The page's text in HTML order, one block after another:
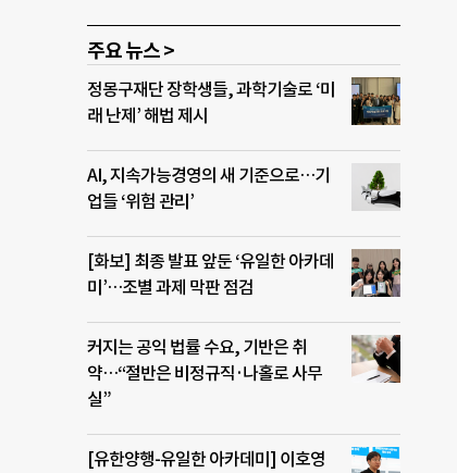
주요 뉴스 >
정몽구재단 장학생들, 과학기술로 ‘미
래 난제’ 해법 제시
AI, 지속가능경영의 새 기준으로…기
업들 ‘위험 관리’
[화보] 최종 발표 앞둔 ‘유일한 아카데
미’…조별 과제 막판 점검
커지는 공익 법률 수요, 기반은 취
약…“절반은 비정규직·나홀로 사무
실”
[유한양행-유일한 아카데미] 이호영